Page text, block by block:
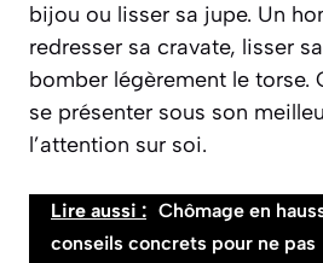
bijou ou lisser sa jupe. Un
redresser sa cravate, lisser
bomber légèrement le torse.
se présenter sous son
l’attention sur soi.
Lire aussi : Chômage en
conseils concrets pour ne pas